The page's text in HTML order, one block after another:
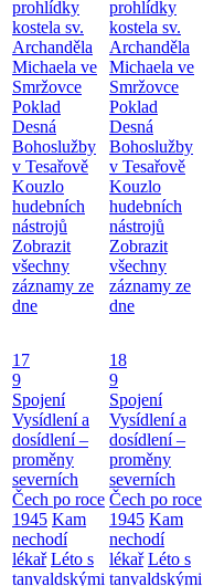
prohlídky
kostela sv.
Archanděla
Michaela ve
Smržovce
Poklad
Desná
Bohoslužby
v Tesařově
Kouzlo
hudebních
nástrojů
Zobrazit
všechny
záznamy ze
dne
prohlídky
kostela sv.
Archanděla
Michaela ve
Smržovce
Poklad
Desná
Bohoslužby
v Tesařově
Kouzlo
hudebních
nástrojů
Zobrazit
všechny
záznamy ze
dne
17
9
Spojení
Vysídlení a
dosídlení –
proměny
severních
Čech po roce
1945 Kam
nechodí
lékař Léto s
tanvaldskými
18
9
Spojení
Vysídlení a
dosídlení –
proměny
severních
Čech po roce
1945 Kam
nechodí
lékař Léto s
tanvaldskými